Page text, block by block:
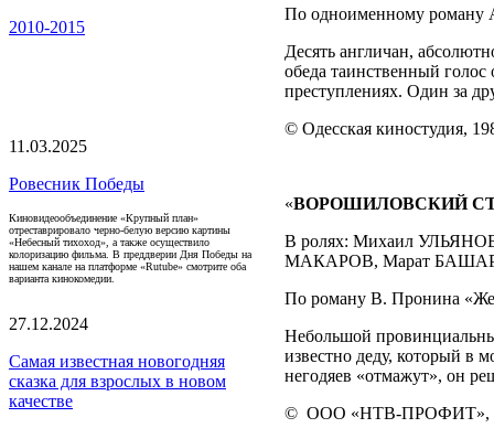
2010-2015
11.03.2025
Ровесник Победы
Киновидеообъединение «Крупный план»
отреставрировало черно-белую версию картины
«Небесный тихоход», а также осуществило
колоризацию фильма. В преддверии Дня Победы на
нашем канале на платформе «Rutube» смотрите оба
варианта кинокомедии.
27.12.2024
Самая известная новогодняя
сказка для взрослых в новом
качестве
По одноименному роману
Десять англичан,
обеда таинственный
преступлениях. Один за
© Одесская киностудия,
«ВОРОШИЛОВСКИЙ
В ролях: Михаил
МАКАРОВ, Марат
По роману В. Пронина
Небольшой
известно деду, который в
негодяев «отмажут», он
© ООО «НТВ-ПРОФИТ»,